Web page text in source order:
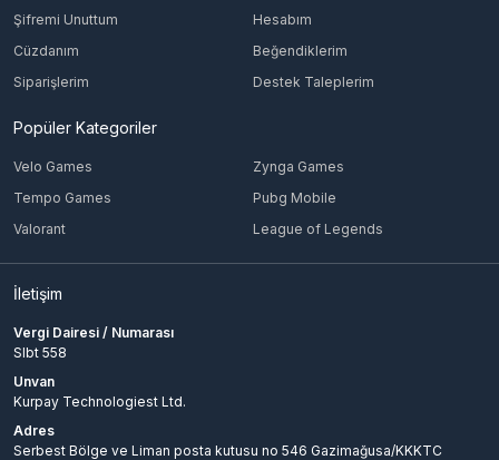
Şifremi Unuttum
Hesabım
Cüzdanım
Beğendiklerim
Siparişlerim
Destek Taleplerim
Popüler Kategoriler
Velo Games
Zynga Games
Tempo Games
Pubg Mobile
Valorant
League of Legends
İletişim
Vergi Dairesi / Numarası
Slbt 558
Unvan
Kurpay Technologiest Ltd.
Adres
Serbest Bölge ve Liman posta kutusu no 546 Gazimağusa/KKKTC